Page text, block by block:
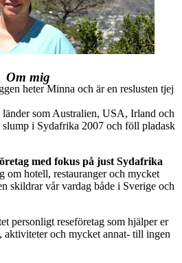
Om mig
heter Minna och är en reslusten tjej
som Australien, USA, Irland och
slump i Sydafrika 2007 och föll pladask
med fokus på just Sydafrika
om hotell, restauranger och mycket
skildrar vår vardag både i Sverige och
personligt reseföretag som hjälper er
och mycket annat- till ingen